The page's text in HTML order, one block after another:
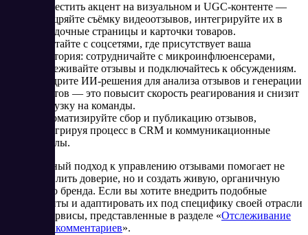
Разместить акцент на визуальном и UGC-контенте —
поощряйте съёмку видеоотзывов, интегрируйте их в
посадочные страницы и карточки товаров.
Работайте с соцсетями, где присутствует ваша
аудитория: сотрудничайте с микроинфлюенсерами,
отслеживайте отзывы и подключайтесь к обсуждениям.
Внедрите ИИ-решения для анализа отзывов и генерации
ответов — это повысит скорость реагирования и снизит
нагрузку на команды.
Автоматизируйте сбор и публикацию отзывов,
интегрируя процесс в CRM и коммуникационные
каналы.
Комплексный подход к управлению отзывами помогает не
только усилить доверие, но и создать живую, органичную
репутацию бренда. Если вы хотите внедрить подобные
инструменты и адаптировать их под специфику своей отрасли
изучите сервисы, представленные в разделе «Отслеживание
отзывов и комментариев».